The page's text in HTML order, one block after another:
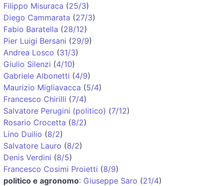
Filippo Misuraca (25/3)
Diego Cammarata (27/3)
Fabio Baratella (28/12)
Pier Luigi Bersani (29/9)
Andrea Losco (31/3)
Giulio Silenzi (4/10)
Gabriele Albonetti (4/9)
Maurizio Migliavacca (5/4)
Francesco Chirilli (7/4)
Salvatore Perugini (politico) (7/12)
Rosario Crocetta (8/2)
Lino Duilio (8/2)
Salvatore Lauro (8/2)
Denis Verdini (8/5)
Francesco Cosimi Proietti (8/9)
politico e agronomo: Giuseppe Saro (21/4)